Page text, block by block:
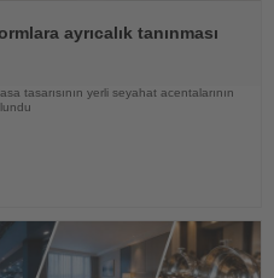
ayrıcalık tanınması
tasarısının yerli seyahat acentalarının